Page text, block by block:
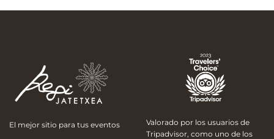
El mejor sitio para tus eventos
Valorado por los usuarios de
Tripadvisor, como uno de los